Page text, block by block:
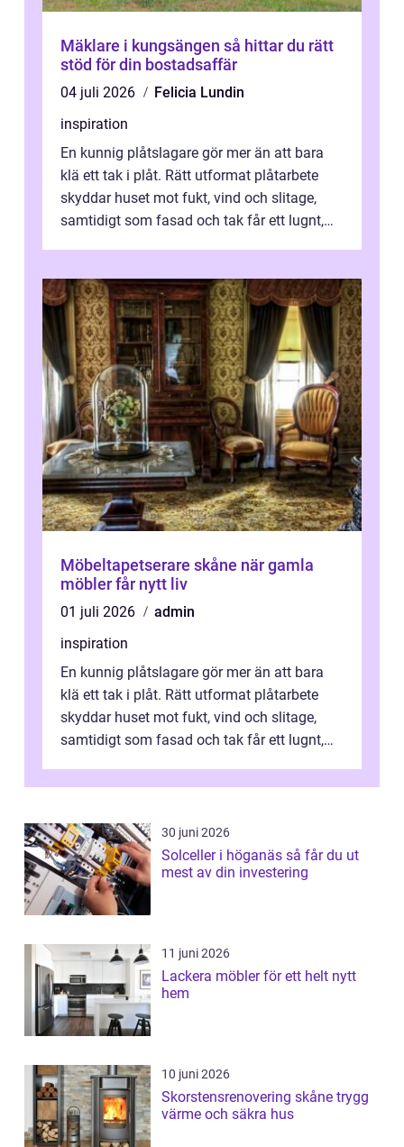
Mäklare i kungsängen så hittar du rätt
stöd för din bostadsaffär
04 juli 2026
Felicia Lundin
inspiration
En kunnig plåtslagare gör mer än att bara
klä ett tak i plåt. Rätt utformat plåtarbete
skyddar huset mot fukt, vind och slitage,
samtidigt som fasad och tak får ett lugnt,
Möbeltapetserare skåne när gamla
möbler får nytt liv
01 juli 2026
admin
inspiration
En kunnig plåtslagare gör mer än att bara
klä ett tak i plåt. Rätt utformat plåtarbete
skyddar huset mot fukt, vind och slitage,
samtidigt som fasad och tak får ett lugnt,
30 juni 2026
Solceller i höganäs så får du ut
mest av din investering
11 juni 2026
Lackera möbler för ett helt nytt
hem
10 juni 2026
Skorstensrenovering skåne trygg
värme och säkra hus